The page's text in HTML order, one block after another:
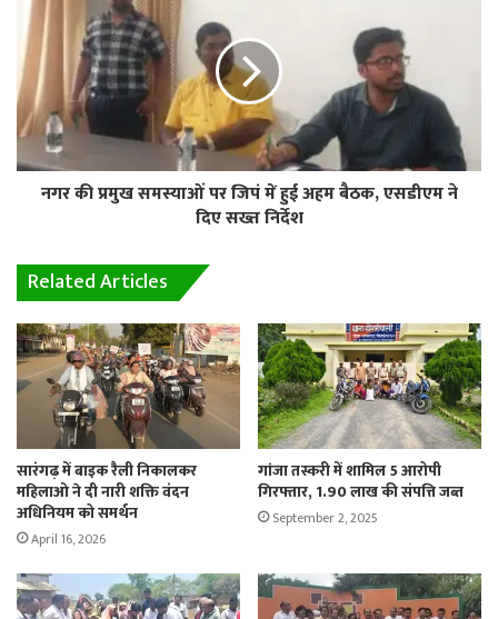
नगर की प्रमुख समस्याओं पर जिपं में हुई अहम बैठक, एसडीएम ने
दिए सख्त निर्देश
Related Articles
सारंगढ़ में बाइक रैली निकालकर
महिलाओ ने दी नारी शक्ति वंदन
अधिनियम को समर्थन
April 16, 2026
गांजा तस्करी में शामिल 5 आरोपी
गिरफ्तार, 1.90 लाख की संपत्ति जब्त
September 2, 2025